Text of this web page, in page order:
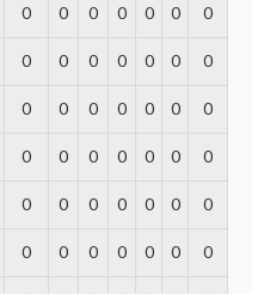
0 0 0 0 0 0 0
0 0 0 0 0 0 0
0 0 0 0 0 0 0
0 0 0 0 0 0 0
0 0 0 0 0 0 0
0 0 0 0 0 0 0